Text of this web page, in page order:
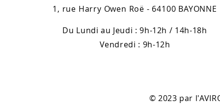
1, rue Harry Owen Roë - 64100 BAYONNE
Du Lundi au Jeudi : 9h-12h / 14h-18h
Vendredi : 9h-12h
© 2023 par